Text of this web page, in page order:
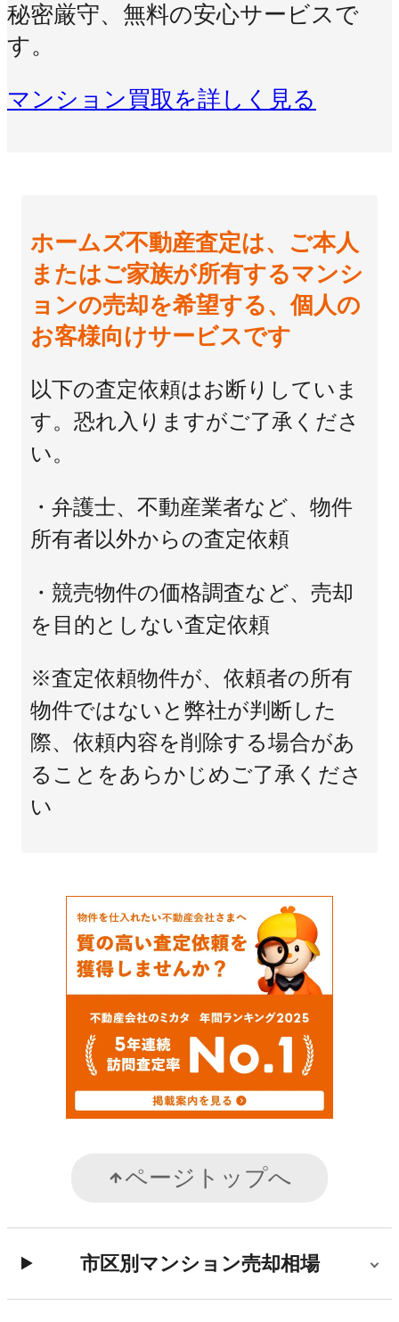
秘密厳守、無料の安心サービスで
す。
マンション買取を詳しく見る
ホームズ不動産査定は、ご本人
またはご家族が所有するマンシ
ョンの売却を希望する、個人の
お客様向けサービスです
以下の査定依頼はお断りしていま
す。恐れ入りますがご了承くださ
い。
・弁護士、不動産業者など、物件
所有者以外からの査定依頼
・競売物件の価格調査など、売却
を目的としない査定依頼
※査定依頼物件が、依頼者の所有
物件ではないと弊社が判断した
際、依頼内容を削除する場合があ
ることをあらかじめご了承くださ
い
ページトップへ
市区別マンション売却相場